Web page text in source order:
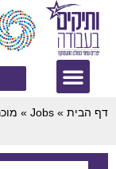
דף הבית »
Jobs
»